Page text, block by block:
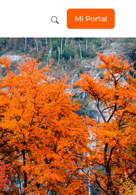
Mi Portal
los seguros aquí